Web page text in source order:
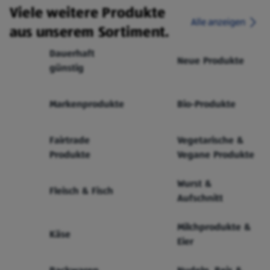
Viele weitere Produkte
aus unserem Sortiment.
Alle anzeigen
Dauerhaft
günstig
Neue Produkte
Markenprodukte Bio-Produkte
Fairtrade
Produkte
Vegetarische &
Vegane Produkte
Fleisch & Fisch
Wurst &
Aufschnitt
Käse
Milchprodukte &
Eier